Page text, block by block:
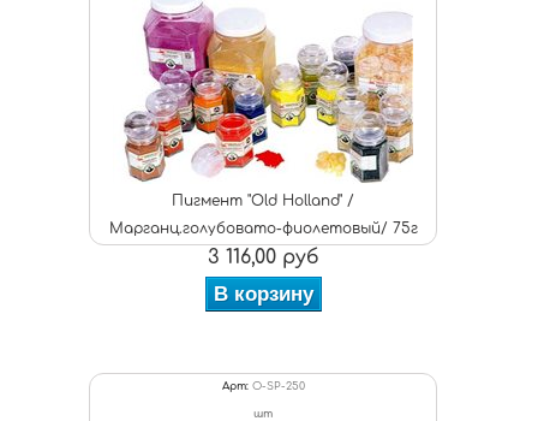
Пигмент "Old Holland" /
Марганц.голубовато-фиолетовый/ 75г
3 116,00 руб
В корзину
Арт: O-SP-250
шт